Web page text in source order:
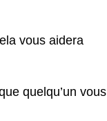
vous aidera
quelqu’un vous